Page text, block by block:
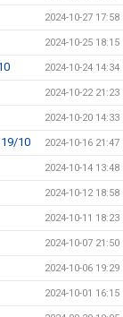
2024-10-27 17:58
2024-10-25 18:15
2024-10-24 14:34
2024-10-22 21:23
2024-10-20 14:33
10 2024-10-16 21:47
2024-10-14 13:48
2024-10-12 18:58
2024-10-11 18:23
2024-10-07 21:50
2024-10-06 19:29
2024-10-01 16:15